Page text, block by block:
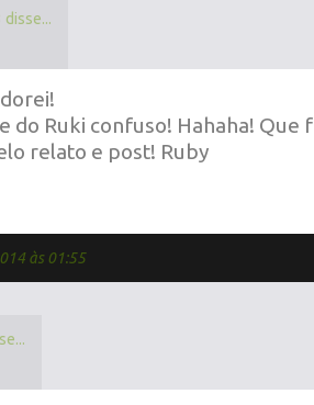
disse...
do Ruki confuso! Hahaha! Que
relato e post! Ruby
às 01:55